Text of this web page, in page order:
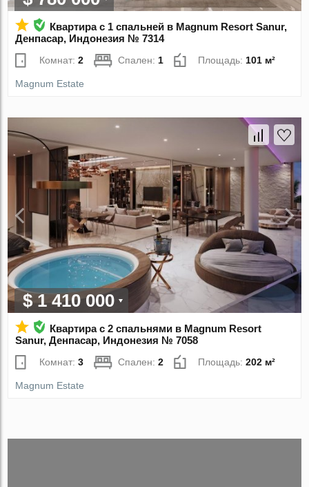
Квартира с 1 спальней в Magnum Resort Sanur,
Денпасар, Индонезия № 7314
Комнат:2 Спален: 1 Площадь: 101 м²
Magnum Estate
$ 1 410 000
Квартира с 2 спальнями в Magnum Resort
Sanur, Денпасар, Индонезия № 7058
Комнат:3 Спален:2 Площадь:202 м²
Magnum Estate